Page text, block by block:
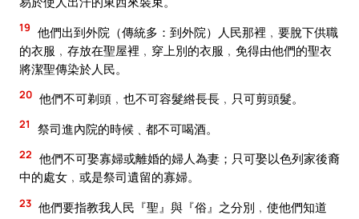
19 他們出到外院（傳統多：到外院）人民那裡﹐要脫下供職
的衣服﹐存放在聖屋裡﹐穿上別的衣服﹐免得由他們的聖衣
將潔聖傳染於人民。
20 他們不可剃頭﹐也不可容髮綹長長﹐只可剪頭髮。
21 祭司進內院的時候﹑都不可喝酒。
22 他們不可娶寡婦或離婚的婦人為妻；只可娶以色列家後裔
中的處女﹐或是祭司遺留的寡婦。
23 他們要指教我人民『聖』與『俗』之分別﹐使他們知道